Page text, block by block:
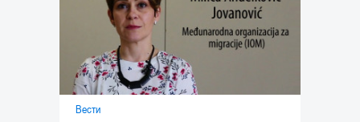
Вести